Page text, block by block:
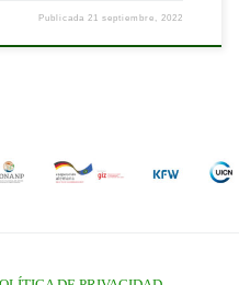
Publicada21 septiembre, 2022